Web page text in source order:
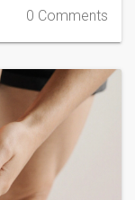
0 Comments